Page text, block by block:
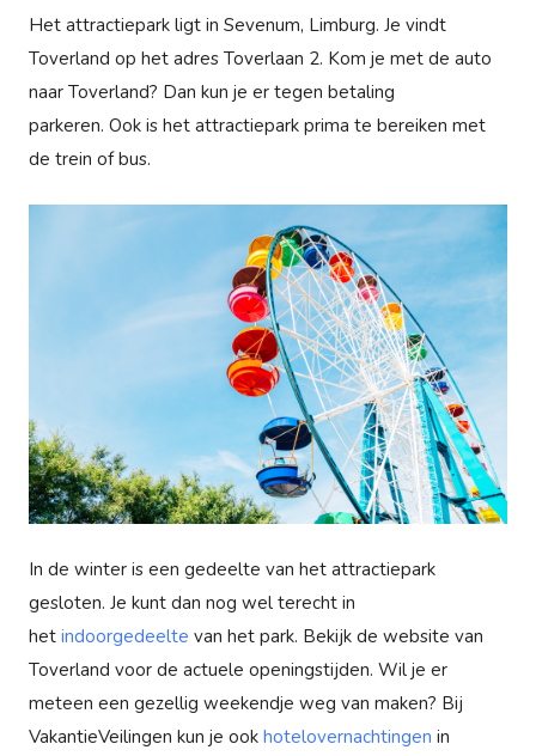
Het attractiepark ligt in Sevenum, Limburg. Je vindt
Toverland op het adres Toverlaan 2. Kom je met de auto
naar Toverland? Dan kun je er tegen betaling
parkeren. Ook is het attractiepark prima te bereiken met
de trein of bus.
In de winter is een gedeelte van het attractiepark
gesloten. Je kunt dan nog wel terecht in
het indoorgedeelte van het park. Bekijk de website van
Toverland voor de actuele openingstijden. Wil je er
meteen een gezellig weekendje weg van maken? Bij
VakantieVeilingen kun je ook hotelovernachtingen in